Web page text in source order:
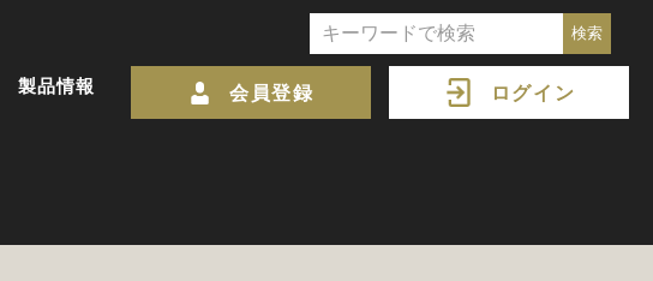
製品情報 会員登録 ログイン